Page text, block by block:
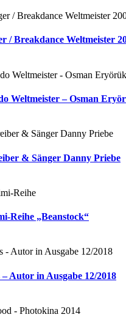
/ Breakdance Weltmeister
Weltmeister – Osman
& Sänger Danny Priebe
Reihe „Beanstock“
Autor in Ausgabe 12/2018